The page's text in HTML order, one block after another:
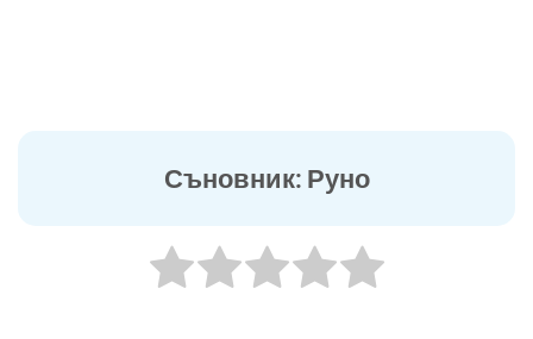
Съновник: Руно